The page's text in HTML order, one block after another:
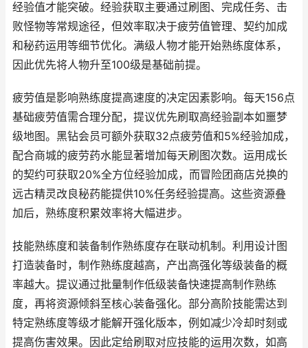
经验值才能突破。经验获取主要通过刷图、完成任务、击
败怪物等常规途径，但效率取决于疲劳值管理、契约加成
和秘药运用等细节优化。满级人物才能开始熟练度体系，
因此优先将人物升至100级是基础前提。
疲劳值是影响熟练度提高速度的决定因素影响。每天156点
基础疲劳值需合理分配，提议优先刷取高经验副本如噩梦
级地图。黑钻会员可额外获取32点疲劳值和5%经验加成，
配合商城的疲劳药水能显著增加每天刷图次数。运用成长
的契约可获取20%全方位经验加成，而冒险团商店兑换的
远古精灵改良秘药能提供10%任务经验提高。这些资源叠
加后，熟练度积累效率将大幅进步。
技能熟练度和装备制作熟练度存在联动机制。利用设计图
打造装备时，制作熟练度越高，产出高强化等级装备的概
率越大。提议通过批量制作低级装备快速提高制作熟练
度，再将资源倾斜至核心装备强化。部分高阶技能需达到
特定熟练度等级才能解开强化版本，例如减少冷却时刻或
提高伤害效果。因此定给刷取对应技能的运用次数，如高